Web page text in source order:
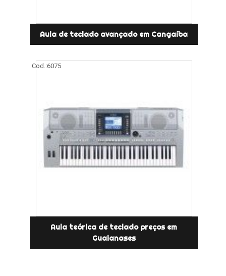
Aula de teclado avançado em Cangaíba
Cod.:6075
Aula teórica de teclado preços em
Guaianases